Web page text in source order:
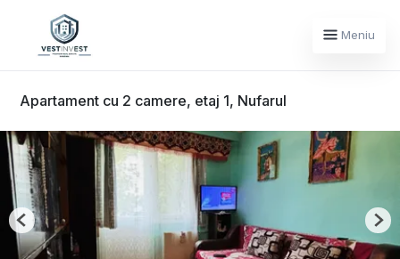
Meniu
Apartament cu 2 camere, etaj 1, Nufarul
Previous